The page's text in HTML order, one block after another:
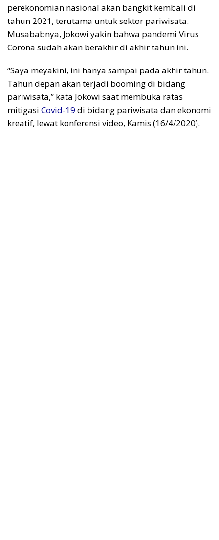
perekonomian nasional akan bangkit kembali di
tahun 2021, terutama untuk sektor pariwisata.
Musababnya, Jokowi yakin bahwa pandemi Virus
Corona sudah akan berakhir di akhir tahun ini.
“Saya meyakini, ini hanya sampai pada akhir tahun.
Tahun depan akan terjadi booming di bidang
pariwisata,” kata Jokowi saat membuka ratas
mitigasi Covid-19 di bidang pariwisata dan ekonomi
kreatif, lewat konferensi video, Kamis (16/4/2020).